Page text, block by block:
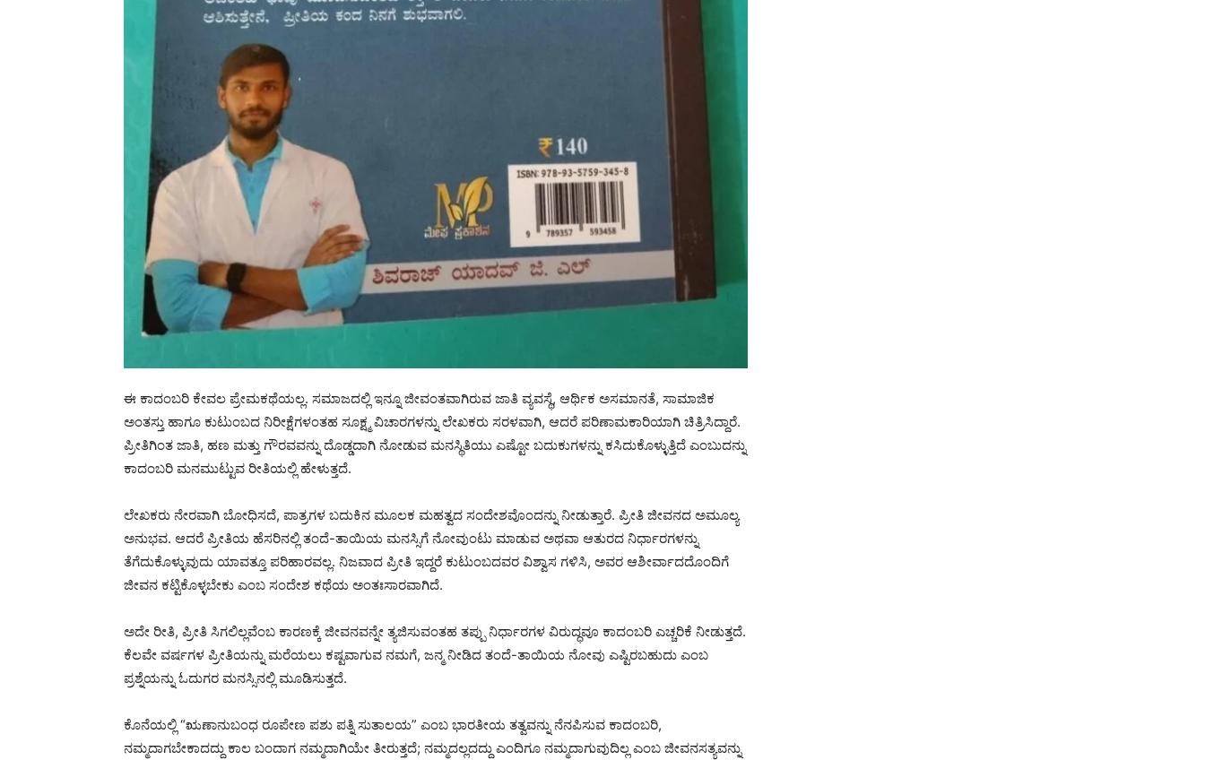
ಈ ಕಾದಂಬರಿ ಕೇವಲ ಪ್ರೇಮಕಥೆಯಲ್ಲ. ಸಮಾಜದಲ್ಲಿ ಇನ್ನೂ ಜೀವಂತವಾಗಿರುವ ಜಾತಿ ವ್ಯವಸ್ಥೆ, ಆರ್ಥಿಕ ಅಸಮಾನತೆ, ಸಾಮಾಜಿಕ
ಅಂತಸ್ತು ಹಾಗೂ ಕುಟುಂಬದ ನಿರೀಕ್ಷೆಗಳಂತಹ ಸೂಕ್ಷ್ಮ ವಿಚಾರಗಳನ್ನು ಲೇಖಕರು ಸರಳವಾಗಿ, ಆದರೆ ಪರಿಣಾಮಕಾರಿಯಾಗಿ ಚಿತ್ರಿಸಿದ್ದಾರೆ.
ಪ್ರೀತಿಗಿಂತ ಜಾತಿ, ಹಣ ಮತ್ತು ಗೌರವವನ್ನು ದೊಡ್ಡದಾಗಿ ನೋಡುವ ಮನಸ್ಥಿತಿಯು ಎಷ್ಟೋ ಬದುಕುಗಳನ್ನು ಕಸಿದುಕೊಳ್ಳುತ್ತಿದೆ ಎಂಬುದನ್ನು
ಕಾದಂಬರಿ ಮನಮುಟ್ಟುವ ರೀತಿಯಲ್ಲಿ ಹೇಳುತ್ತದೆ.
ಲೇಖಕರು ನೇರವಾಗಿ ಬೋಧಿಸದೆ, ಪಾತ್ರಗಳ ಬದುಕಿನ ಮೂಲಕ ಮಹತ್ವದ ಸಂದೇಶವೊಂದನ್ನು ನೀಡುತ್ತಾರೆ. ಪ್ರೀತಿ ಜೀವನದ ಅಮೂಲ್ಯ
ಅನುಭವ. ಆದರೆ ಪ್ರೀತಿಯ ಹೆಸರಿನಲ್ಲಿ ತಂದೆ-ತಾಯಿಯ ಮನಸ್ಸಿಗೆ ನೋವುಂಟು ಮಾಡುವ ಅಥವಾ ಆತುರದ ನಿರ್ಧಾರಗಳನ್ನು
ತೆಗೆದುಕೊಳ್ಳುವುದು ಯಾವತ್ತೂ ಪರಿಹಾರವಲ್ಲ. ನಿಜವಾದ ಪ್ರೀತಿ ಇದ್ದರೆ ಕುಟುಂಬದವರ ವಿಶ್ವಾಸ ಗಳಿಸಿ, ಅವರ ಆಶೀರ್ವಾದದೊಂದಿಗೆ
ಜೀವನ ಕಟ್ಟಿಕೊಳ್ಳಬೇಕು ಎಂಬ ಸಂದೇಶ ಕಥೆಯ ಅಂತಃಸಾರವಾಗಿದೆ.
ಅದೇ ರೀತಿ, ಪ್ರೀತಿ ಸಿಗಲಿಲ್ಲವೆಂಬ ಕಾರಣಕ್ಕೆ ಜೀವನವನ್ನೇ ತ್ಯಜಿಸುವಂತಹ ತಪ್ಪು ನಿರ್ಧಾರಗಳ ವಿರುದ್ಧವೂ ಕಾದಂಬರಿ ಎಚ್ಚರಿಕೆ ನೀಡುತ್ತದೆ.
ಕೆಲವೇ ವರ್ಷಗಳ ಪ್ರೀತಿಯನ್ನು ಮರೆಯಲು ಕಷ್ಟವಾಗುವ ನಮಗೆ, ಜನ್ಮ ನೀಡಿದ ತಂದೆ-ತಾಯಿಯ ನೋವು ಎಷ್ಟಿರಬಹುದು ಎಂಬ
ಪ್ರಶ್ನೆಯನ್ನು ಓದುಗರ ಮನಸ್ಸಿನಲ್ಲಿ ಮೂಡಿಸುತ್ತದೆ.
ಕೊನೆಯಲ್ಲಿ “ಋಣಾನುಬಂಧ ರೂಪೇಣ ಪಶು ಪತ್ನಿ ಸುತಾಲಯ” ಎಂಬ ಭಾರತೀಯ ತತ್ವವನ್ನು ನೆನಪಿಸುವ ಕಾದಂಬರಿ,
ನಮ್ಮದಾಗಬೇಕಾದದ್ದು ಕಾಲ ಬಂದಾಗ ನಮ್ಮದಾಗಿಯೇ ತೀರುತ್ತದೆ; ನಮ್ಮದಲ್ಲದದ್ದು ಎಂದಿಗೂ ನಮ್ಮದಾಗುವುದಿಲ್ಲ ಎಂಬ ಜೀವನಸತ್ಯವನ್ನು